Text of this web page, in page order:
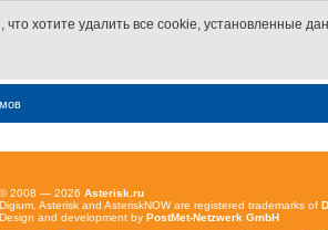
что хотите удалить все cookie, установленные
© 2008 — 2026 Asterisk.ru
Digium, Asterisk and AsteriskNOW are registered trademarks of
Design and development by PostMet-Netzwerk GmbH